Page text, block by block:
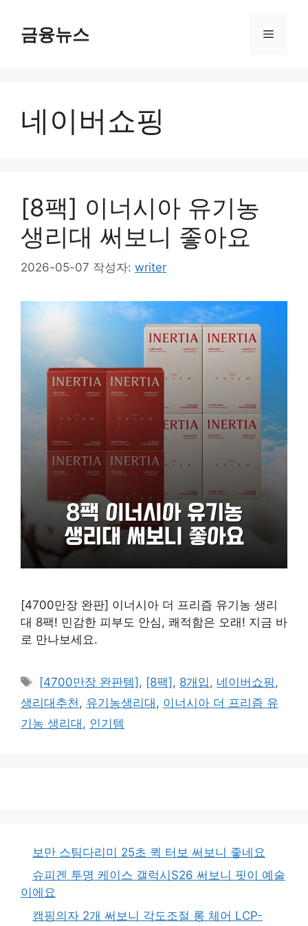
금융뉴스 메
네이버쇼핑
[8팩] 이너시아 유기농
생리대 써보니 좋아요
2026-05-07 작성자: writer
[4700만장 완판] 이너시아 더 프리즘 유기농 생리
대 8팩! 민감한 피부도 안심, 쾌적함은 오래! 지금 바
로 만나보세요.
태
그
[4700만장 완판템], [8팩], 8개입 , 네이버쇼핑 ,
생리대추천 , 유기농생리대 , 이너시아 더 프리즘 유
기농 생리대 , 인기템
보만 스팀다리미 25초 퀵 터보 써보니 좋네요
슈피겐 투명 케이스 갤럭시S26 써보니 핏이 예술
이에요
캠핑의자 2개 써보니 각도조절 롱 체어 LCP-